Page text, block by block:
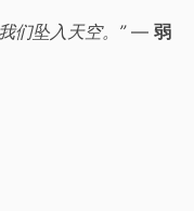
们坠入天空。”— 弱